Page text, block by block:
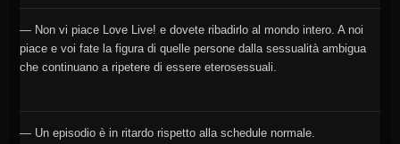
— Non vi piace Love Live! e dovete ribadirlo al mondo intero. A noi
piace e voi fate la figura di quelle persone dalla sessualità ambigua
che continuano a ripetere di essere eterosessuali.
— Un episodio è in ritardo rispetto alla schedule normale.